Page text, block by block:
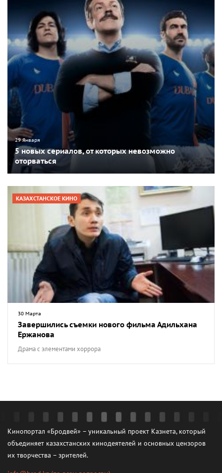
29 Января
5 новых сериалов, от которых невозможно
оторваться
КАЗАХСТАНСКОЕ КИНО
30 Марта
Завершились съемки нового фильма Адильхана
Ержанова
Драма с элементами хоррора
Кинопортал «Бродвей» – уникальный проект Казнета, который
объединяет казахстанских кинодеятелей и основных цензоров
их творчества – зрителей.